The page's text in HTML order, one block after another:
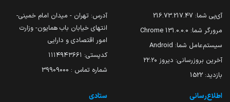
آی‌پی شما: 216.73.217.47
مرورگر شما: 131.0.0.0 Chrome
سیستم‌عامل شما: Android
آخرین بروزرسانی: دیروز ۲۲:۲۰
بازدید: 1522
آدرس: تهران - میدان امام خمینی-
انتهای خیابان باب همایون- وزارت
امور اقتصادی و دارایی
کدپستی: ۱۱۱۴۹۴۳۶۶۱
شماره تماس : 39909000
اطلاع‌رسانی ستادی